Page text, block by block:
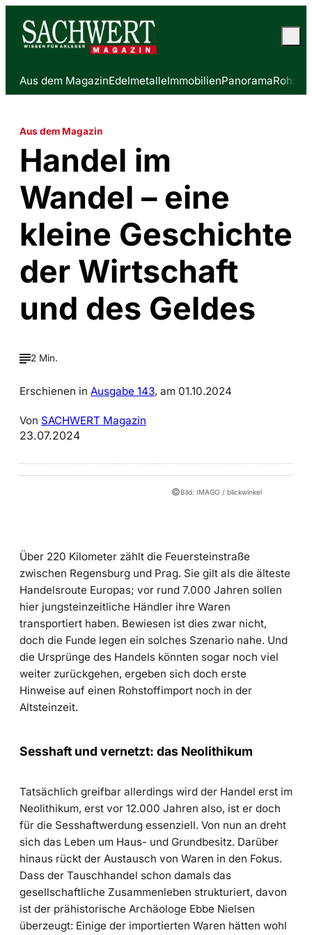
Aus dem MagazinEdelmetalleImmobilienPanorama
Aus dem Magazin
Handel im
Wandel – eine
kleine Geschichte
der Wirtschaft
und des Geldes
2 Min.
Erschienen in Ausgabe 143, am 01.10.2024
Von SACHWERT Magazin
23.07.2024
©Bild: IMAGO / blickwinkel
Über 220 Kilometer zählt die Feuersteinstraße
zwischen Regensburg und Prag. Sie gilt als die älteste
Handelsroute Europas; vor rund 7.000 Jahren sollen
hier jungsteinzeitliche Händler ihre Waren
transportiert haben. Bewiesen ist dies zwar nicht,
doch die Funde legen ein solches Szenario nahe. Und
die Ursprünge des Handels könnten sogar noch viel
weiter zurückgehen, ergeben sich doch erste
Hinweise auf einen Rohstoffimport noch in der
Altsteinzeit.
Sesshaft und vernetzt: das Neolithikum
Tatsächlich greifbar allerdings wird der Handel erst im
Neolithikum, erst vor 12.000 Jahren also, ist er doch
für die Sesshaftwerdung essenziell. Von nun an dreht
sich das Leben um Haus- und Grundbesitz. Darüber
hinaus rückt der Austausch von Waren in den Fokus.
Dass der Tauschhandel schon damals das
gesellschaftliche Zusammenleben strukturiert, davon
ist der prähistorische Archäologe Ebbe Nielsen
überzeugt: Einige der importierten Waren hätten wohl